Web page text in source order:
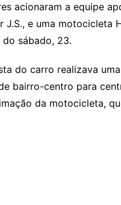
acionaram a equipe
e uma motocicleta
sábado, 23.
do carro realizava
bairro-centro para
da motocicleta,